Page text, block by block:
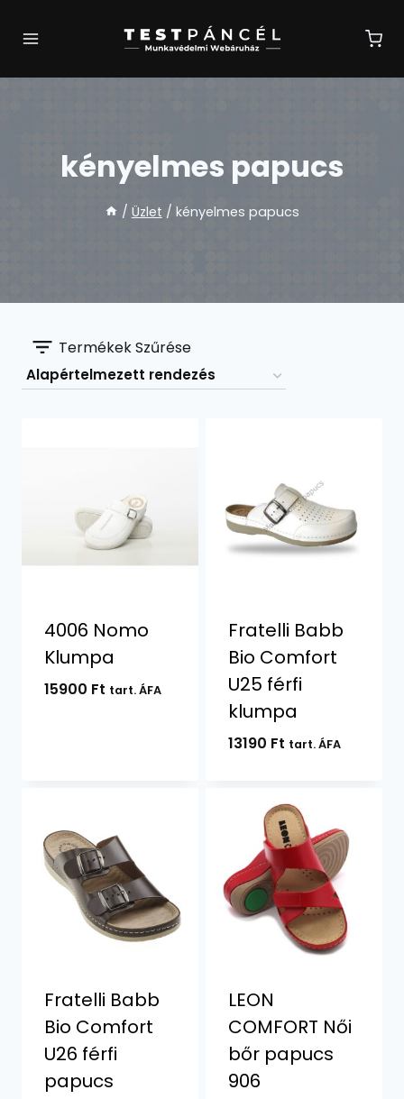
kényelmes papucs
/ Üzlet / kényelmes papucs
Termékek Szűrése
4006 Nomo
Klumpa
15900 Ft tart. ÁFA
Fratelli Babb
Bio Comfort
U25 férfi
klumpa
13190 Ft tart. ÁFA
Fratelli Babb
Bio Comfort
U26 férfi
papucs
LEON
COMFORT Női
bőr papucs
906